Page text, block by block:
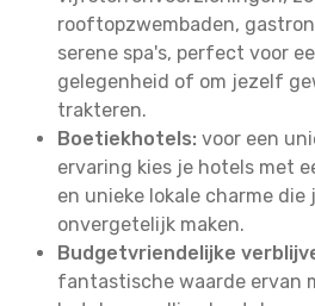
rooftopzwembaden,
serene spa's, perfect voor
gelegenheid of om jezelf
trakteren.
Boetiekhotels: voor een
ervaring kies je hotels met
en unieke lokale charme
onvergetelijk maken.
Budgetvriendelijke
fantastische waarde ervan